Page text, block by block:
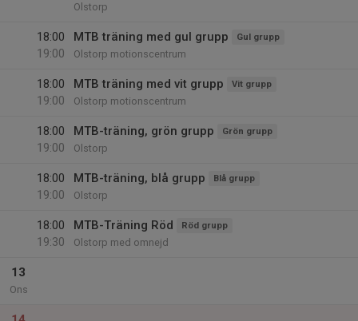
Olstorp
18:00
19:00
MTB träning med gul grupp Gul grupp
Olstorp motionscentrum
18:00
19:00
MTB träning med vit grupp Vit grupp
Olstorp motionscentrum
18:00
19:00
MTB-träning, grön grupp Grön grupp
Olstorp
18:00
19:00
MTB-träning, blå grupp Blå grupp
Olstorp
18:00
19:30
MTB-Träning Röd Röd grupp
Olstorp med omnejd
13
Ons